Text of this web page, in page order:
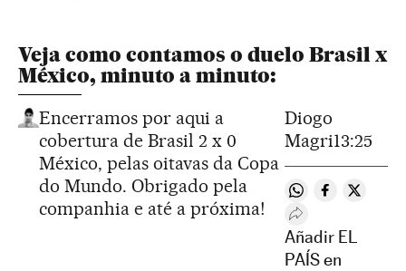
Veja como contamos o duelo Brasil x
México, minuto a minuto:
Encerramos por aqui a
cobertura de Brasil 2 x 0
México, pelas oitavas da Copa
do Mundo. Obrigado pela
companhia e até a próxima!
Diogo
Magri13:25
Compartir en
Compartir
Desplegar Redes
Añadir EL
PAÍS en